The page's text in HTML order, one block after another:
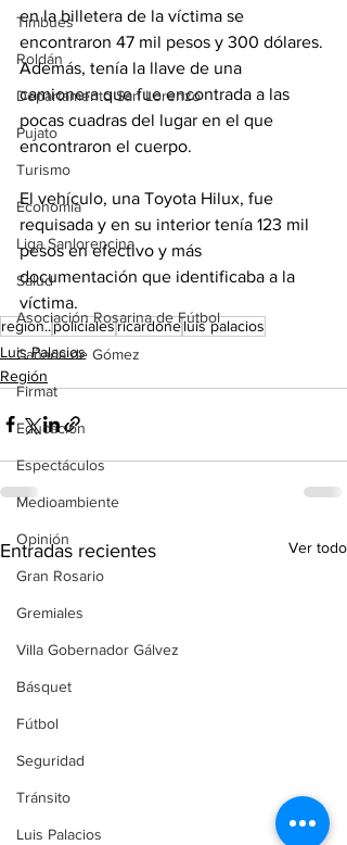
Timbúes
Roldán
Departamento San Lorenzo
Pujato
Turismo
Economía
Liga Sanlorencina
Salud
Asociación Rosarina de Fútbol
Cañada de Gómez
Firmat
Educación
Espectáculos
Medioambiente
Opinión
Gran Rosario
Gremiales
Villa Gobernador Gálvez
Básquet
Fútbol
Seguridad
Tránsito
Luis Palacios
en la billetera de la víctima se
encontraron 47 mil pesos y 300 dólares.
Además, tenía la llave de una
camionera que fue encontrada a las
pocas cuadras del lugar en el que
encontraron el cuerpo.
El vehículo, una Toyota Hilux, fue
requisada y en su interior tenía 123 mil
pesos en efectivo y más
documentación que identificaba a la
víctima.
region..policialesricardoneluis palacios
Luis Palacios
Región
Entradas recientes Ver todo